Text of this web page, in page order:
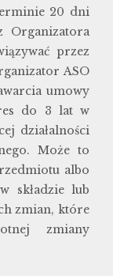
20 dni
Organizatora
przez
ASO
umowy
do 3 lat w
działalności
Może to
albo
składzie lub
zmian, które
zmiany